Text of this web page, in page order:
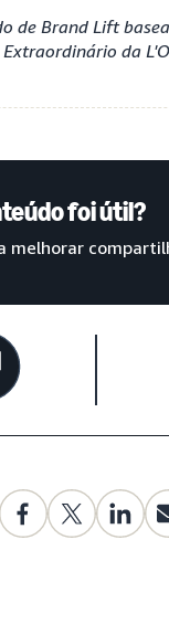
de Brand Lift
da
foi útil?
melhorar